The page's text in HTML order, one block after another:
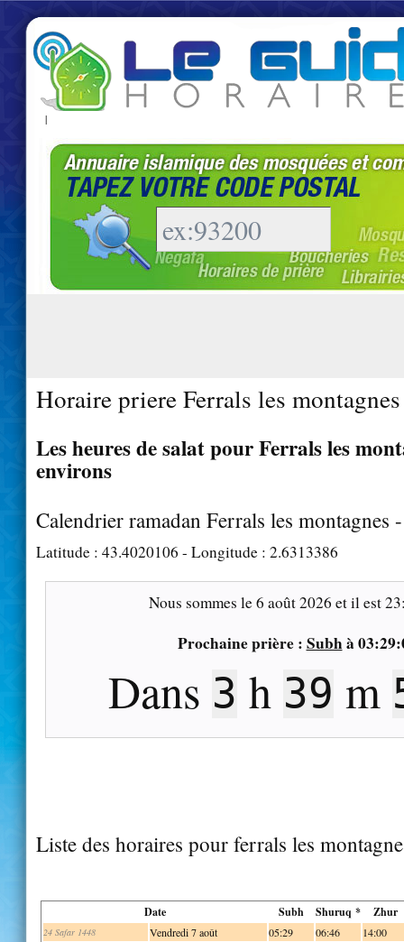
|
Horaire priere Ferrals les
Les heures de salat pour Ferrals les
environs
Calendrier ramadan Ferrals les montagnes
Latitude : 43.4020106 - Longitude : 2.6313386
Nous sommes le6 août 2026 et il est
Prochaine prière : Subhà
Dans 3 h 39 m
Liste des horaires pour ferrals les
Date Subh Shuruq * Zhur
24 Safar 1448 Vendredi 7 août 05:29 06:46 14:00